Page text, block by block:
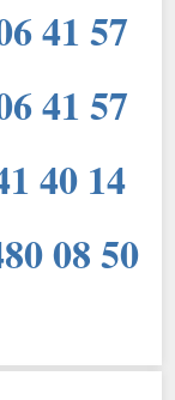
41 57
41 57
40 14
08 50